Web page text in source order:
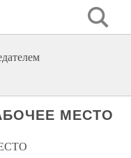
МЕСТО